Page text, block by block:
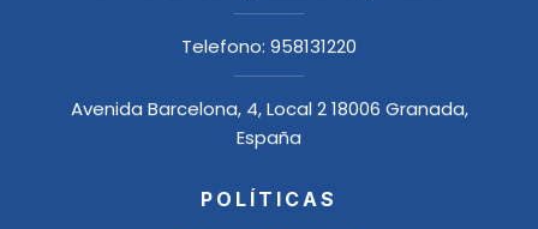
Telefono: 958131220
Avenida Barcelona, 4, Local 2 18006 Granada,
España
POLÍTICAS